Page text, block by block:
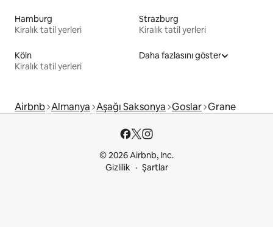
Hamburg
Kiralık tatil yerleri
Strazburg
Kiralık tatil yerleri
Köln
Kiralık tatil yerleri
Daha fazlasını göster
Airbnb Almanya Aşağı Saksonya Goslar Grane
© 2026 Airbnb, Inc.
Gizlilik
Şartlar